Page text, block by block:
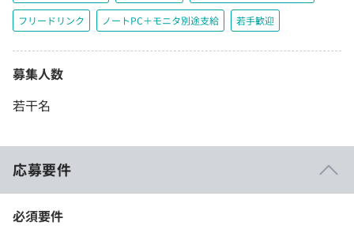
フリードリンク ノートPC＋モニタ別途支給 若手歓迎
募集人数
若干名
応募要件
必須要件